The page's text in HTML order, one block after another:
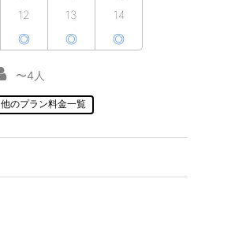
12
◎
13
◎
14
◎
〜4人
他のプラン料金一覧